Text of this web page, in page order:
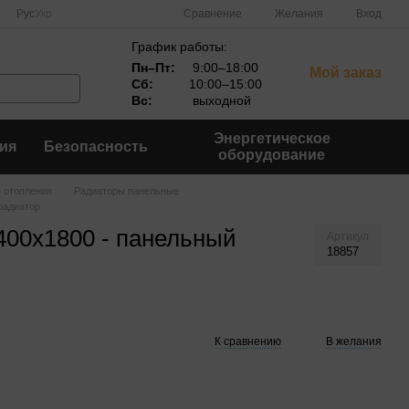
Рус Сравнение Желания Вход
График работы:
Пн–Пт:
9:00–18:00
Сб:
10:00–15:00
Вс:
выходной
Мой заказ
Безопасность
Энергетическое
оборудование
Радиаторы панельные
- панельный
18857
К сравнению В желания